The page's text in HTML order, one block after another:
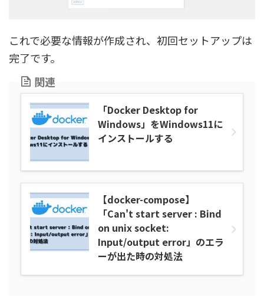
これで必要な情報が作成され、初回セットアップは
完了です。
関連
「Docker Desktop for
Windows」をWindows11に
インストールする
【docker-compose】
「Can't start server : Bind
on unix socket:
Input/output error」のエラ
ーが出た時の対処法